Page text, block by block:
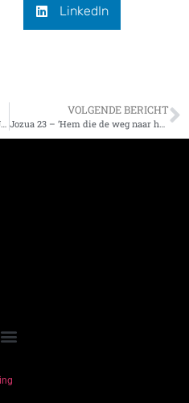
LinkedIn
VOLGENDE BERICHT